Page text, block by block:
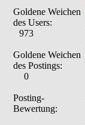
Goldene Weichen
des Users:
973
Goldene Weichen
des Postings:
0
Posting-
Bewertung: